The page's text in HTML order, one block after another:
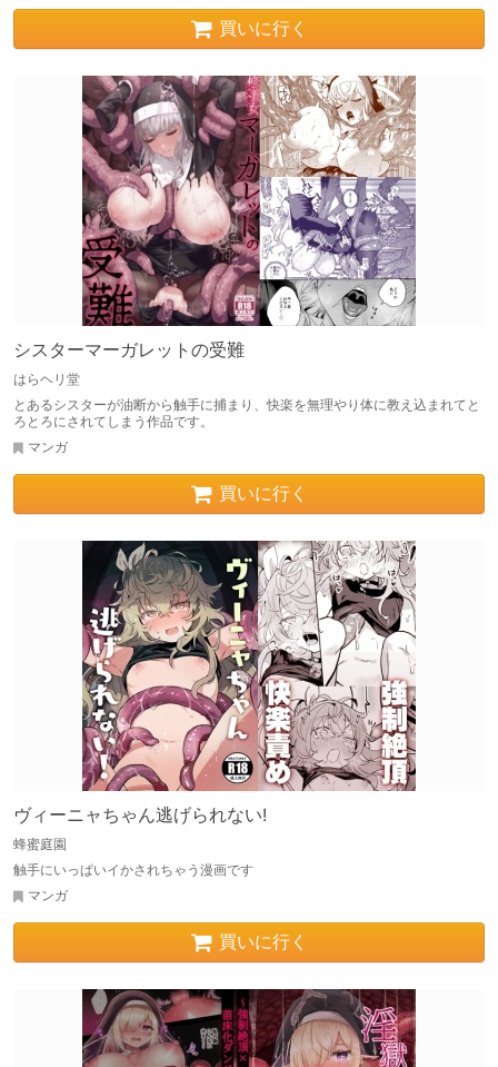
買いに行く
シスターマーガレットの受難
はらヘリ堂
とあるシスターが油断から触手に捕まり、快楽を無理やり体に教え込まれてと
ろとろにされてしまう作品です。
マンガ
買いに行く
ヴィーニャちゃん逃げられない!
蜂蜜庭園
触手にいっぱいイかされちゃう漫画です
マンガ
買いに行く